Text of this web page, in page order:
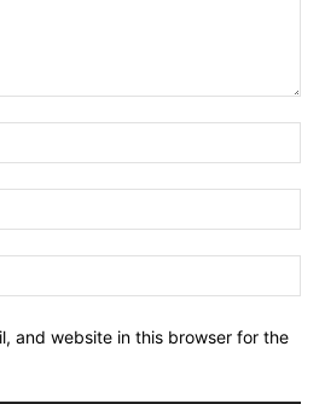
and website in this browser for the